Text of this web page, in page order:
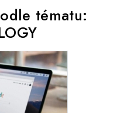
tématu: